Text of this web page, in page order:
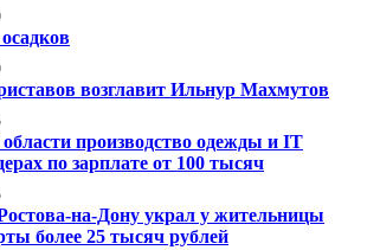
возглавит Ильнур Махмутов
производство одежды и IT
по зарплате от 100 тысяч
на-Дону украл у жительницы
более 25 тысяч рублей